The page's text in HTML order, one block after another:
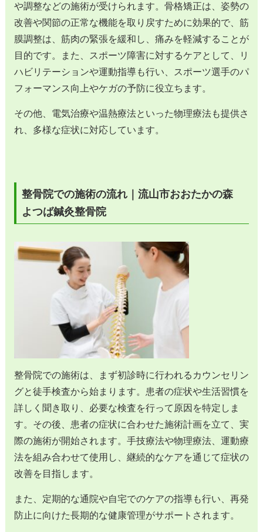
や調整などの施術が受けられます。骨格矯正は、姿勢の
改善や関節の正常な機能を取り戻すために効果的で、筋
膜調整は、筋肉の緊張を緩和し、痛みを軽減することが
目的です。また、スポーツ障害に対するケアとして、リ
ハビリテーションや運動指導も行い、スポーツ選手のパ
フォーマンス向上やケガの予防に役立ちます。
その他、電気治療や温熱療法といった物理療法も提供さ
れ、多様な症状に対応しています。
整骨院での施術の流れ｜流山市おおたかの森
よつば鍼灸整骨院
整骨院での施術は、まず初診時に行われるカウンセリン
グと徒手検査から始まります。患者の症状や生活習慣を
詳しく聞き取り、必要な検査を行って原因を特定しま
す。その後、患者の症状に合わせた施術計画を立て、実
際の施術が開始されます。手技療法や物理療法、運動療
法を組み合わせて使用し、継続的なケアを通じて症状の
改善を目指します。
また、定期的な通院や自宅でのケアの指導も行い、再発
防止に向けた長期的な健康管理がサポートされます。